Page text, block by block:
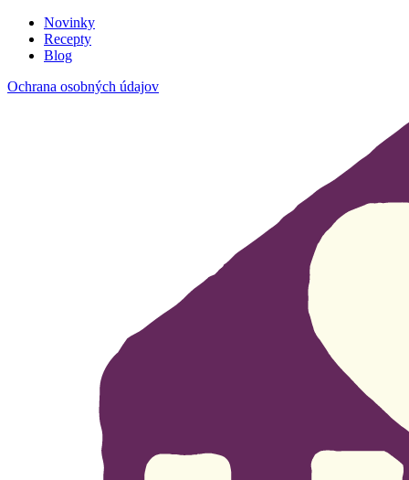
Novinky
Recepty
Blog
Ochrana osobných údajov